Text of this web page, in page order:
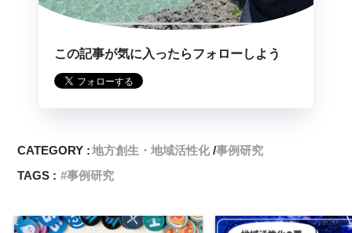
この記事が気に入ったらフォローしよう
CATEGORY :地方創生・地域活性化 事例研究
TAGS :
事例研究